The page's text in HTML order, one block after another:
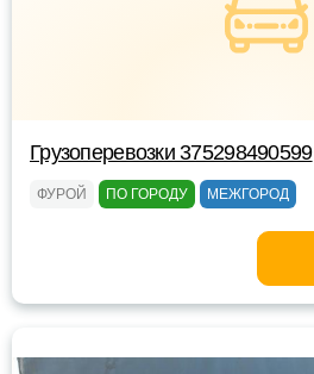
Грузоперевозки 375298490599
ФУРОЙ ПО ГОРОДУ МЕЖГОРОД